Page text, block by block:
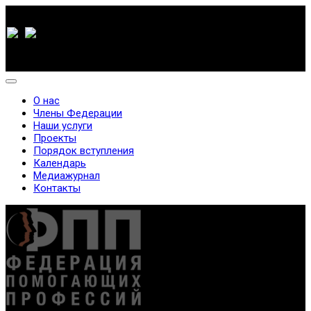
О нас
Члены Федерации
Наши услуги
Проекты
Порядок вступления
Календарь
Медиажурнал
Контакты